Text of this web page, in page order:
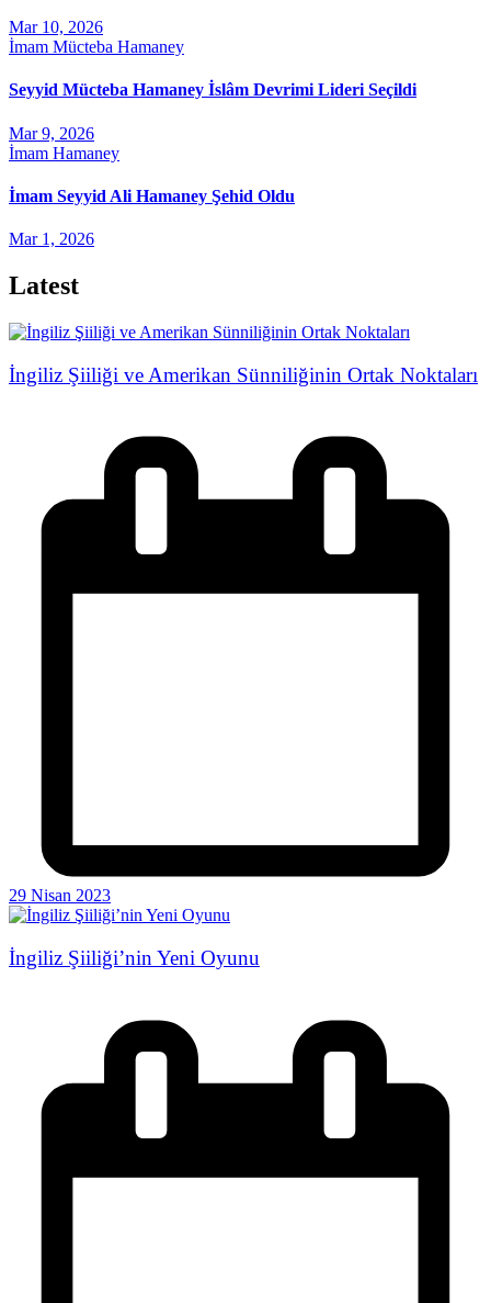
Mar 10, 2026
İmam Mücteba Hamaney
Seyyid Mücteba Hamaney İslâm Devrimi Lideri Seçildi
Mar 9, 2026
İmam Hamaney
İmam Seyyid Ali Hamaney Şehid Oldu
Mar 1, 2026
Latest
İngiliz Şiiliği ve Amerikan Sünniliğinin Ortak Noktaları
29 Nisan 2023
İngiliz Şiiliği’nin Yeni Oyunu